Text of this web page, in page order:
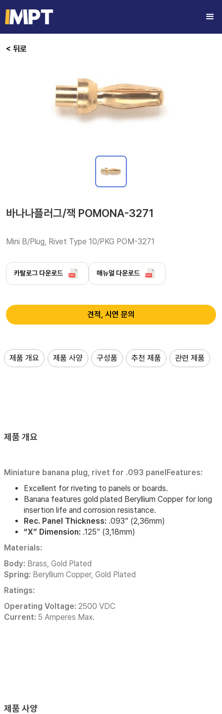
< 뒤로
바나나플러그/잭 POMONA-3271
Mini B/Plug, Rivet Type 10/PKG POM-3271
카탈로그 다운로드 매뉴얼 다운로드
견적, 시연 문의
제품 개요 제품 사양 구성품 추천 제품 관련 제품
제품 개요
Miniature banana plug, rivet for .093 panelFeatures:
Excellent for riveting to panels or boards.
Banana features gold plated Beryllium Copper for long
insertion life and corrosion resistance.
Rec. Panel Thickness: .093” (2,36mm)
“X” Dimension: .125” (3,18mm)
Materials:
Body: Brass, Gold Plated
Spring: Beryllium Copper, Gold Plated
Ratings:
Operating Voltage: 2500 VDC
Current: 5 Amperes Max.
제품 사양